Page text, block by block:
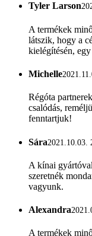
Tyler Larson
A termékek
látszik, hogy a
kielégítésén,
Michelle
Régóta
csalódás,
fenntartjuk!
Sára2021.10.03.
A kínai
szeretnék
vagyunk.
Alexandra
A termékek